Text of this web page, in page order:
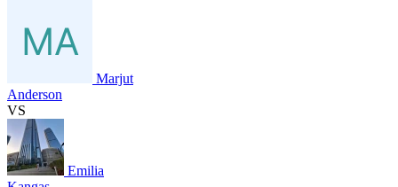
Marjut
Anderson
VS
Emilia